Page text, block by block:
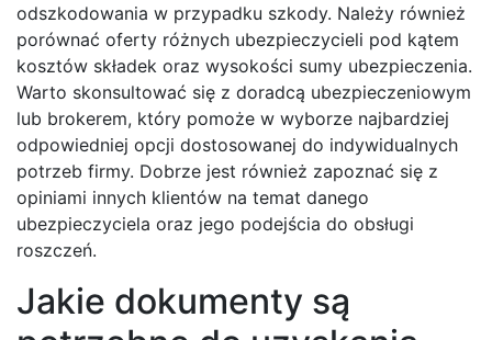
odszkodowania w przypadku szkody. Należy również
porównać oferty różnych ubezpieczycieli pod kątem
kosztów składek oraz wysokości sumy ubezpieczenia.
Warto skonsultować się z doradcą ubezpieczeniowym
lub brokerem, który pomoże w wyborze najbardziej
odpowiedniej opcji dostosowanej do indywidualnych
potrzeb firmy. Dobrze jest również zapoznać się z
opiniami innych klientów na temat danego
ubezpieczyciela oraz jego podejścia do obsługi
roszczeń.
Jakie dokumenty są